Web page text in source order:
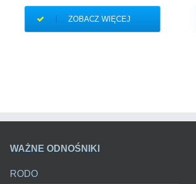
ZOBACZ WIĘCEJ
WAŻNE ODNOŚNIKI
RODO